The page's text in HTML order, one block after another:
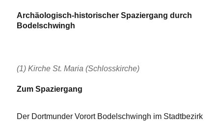
Archäologisch-historischer Spaziergang durch
Bodelschwingh
(1) Kirche St. Maria (Schlosskirche)
Zum Spaziergang
Der Dortmunder Vorort Bodelschwingh im Stadtbezirk